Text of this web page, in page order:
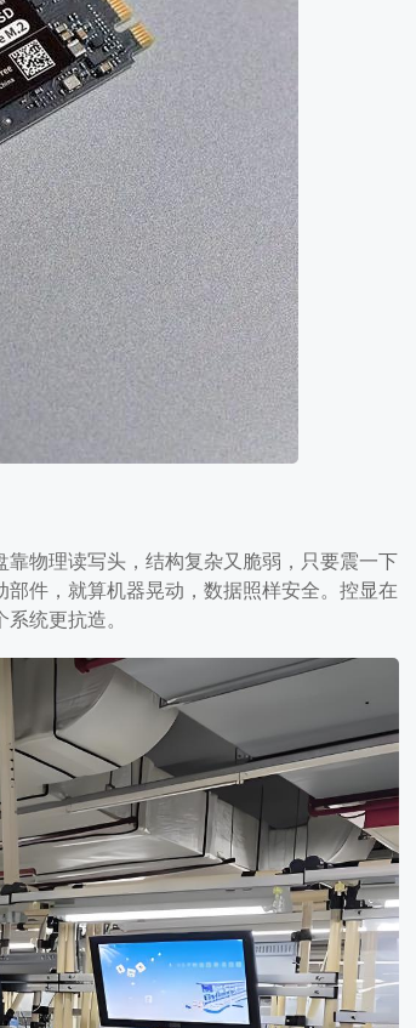
否“跑
触摸一体机都改
大了。这背后不
物理读写头，结构复杂又脆弱，只要震一下
件，就算机器晃动，数据照样安全。控显在
统更抗造。